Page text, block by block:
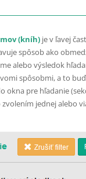
(kníh)je v ľavej
spôsob ako
alebo výsledok
spôsobmi, a to
okna pre hľadanie
jednej alebo